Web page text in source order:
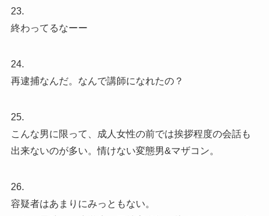
23.
終わってるなーー
24.
再逮捕なんだ。なんで講師になれたの？
25.
こんな男に限って、成人女性の前では挨拶程度の会話も
出来ないのが多い。情けない変態男&マザコン。
26.
容疑者はあまりにみっともない。